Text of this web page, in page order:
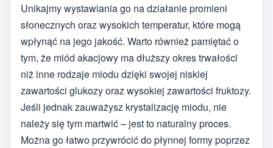
Unikajmy wystawiania go na działanie promieni
słonecznych oraz wysokich temperatur, które mogą
wpłynąć na jego jakość. Warto również pamiętać o
tym, że miód akacjowy ma dłuższy okres trwałości
niż inne rodzaje miodu dzięki swojej niskiej
zawartości glukozy oraz wysokiej zawartości fruktozy.
Jeśli jednak zauważysz krystalizację miodu, nie
należy się tym martwić – jest to naturalny proces.
Można go łatwo przywrócić do płynnej formy poprzez